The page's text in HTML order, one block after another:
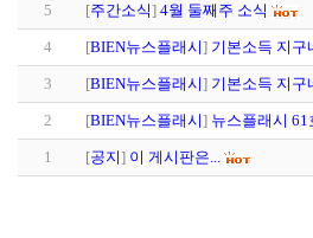
5 [주간소식] 4월 둘째주 소식
4 [BIEN뉴스플래시] 기본소득 지구
3 [BIEN뉴스플래시] 기본소득 지
2 [BIEN뉴스플래시] 뉴스플래시 61
1 [공지] 이 게시판은...